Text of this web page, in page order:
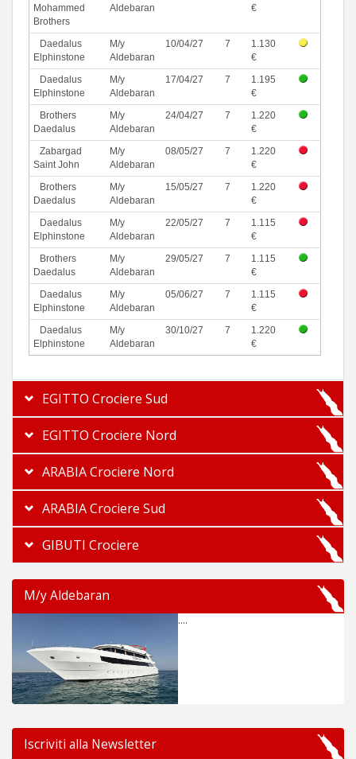
Mohammed
Brothers
Aldebaran
€
Daedalus
Elphinstone
M/y
Aldebaran
10/04/27 7
1.130
€
Daedalus
Elphinstone
M/y
Aldebaran
17/04/27 7
1.195
€
Brothers
Daedalus
M/y
Aldebaran
24/04/27 7
1.220
€
Zabargad
Saint John
M/y
Aldebaran
08/05/27 7
1.220
€
Brothers
Daedalus
M/y
Aldebaran
15/05/27 7
1.220
€
Daedalus
Elphinstone
M/y
Aldebaran
22/05/27 7
1.115
€
Brothers
Daedalus
M/y
Aldebaran
29/05/27 7
1.115
€
Daedalus
Elphinstone
M/y
Aldebaran
05/06/27 7
1.115
€
Daedalus
Elphinstone
M/y
Aldebaran
30/10/27 7
1.220
€
EGITTO Crociere Sud
EGITTO Crociere Nord
ARABIA Crociere Nord
ARABIA Crociere Sud
GIBUTI Crociere
M/y Aldebaran
....
Iscriviti alla Newsletter